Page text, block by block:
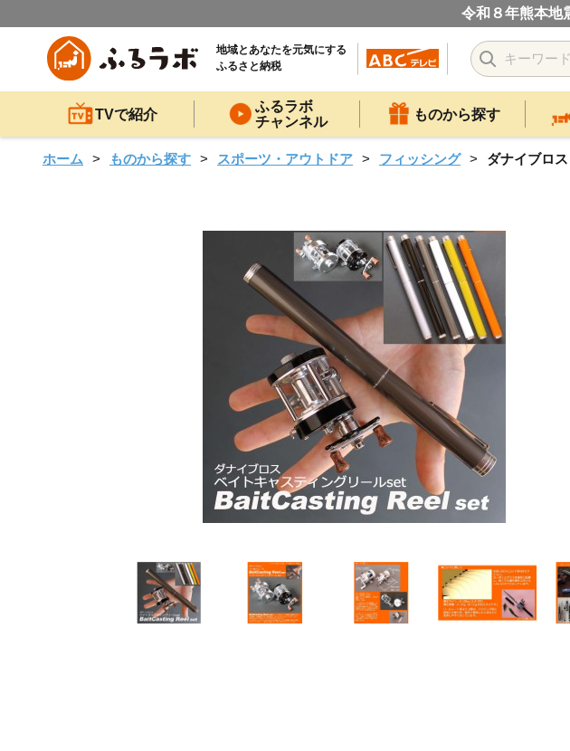
令和８年熊本地
地域とあなたを元気にする
ふるさと納税
TVで紹介
ふるラボ
チャンネル
ものから探す
ホーム ものから探す スポーツ・アウトドア フィッシング ダナイブロ